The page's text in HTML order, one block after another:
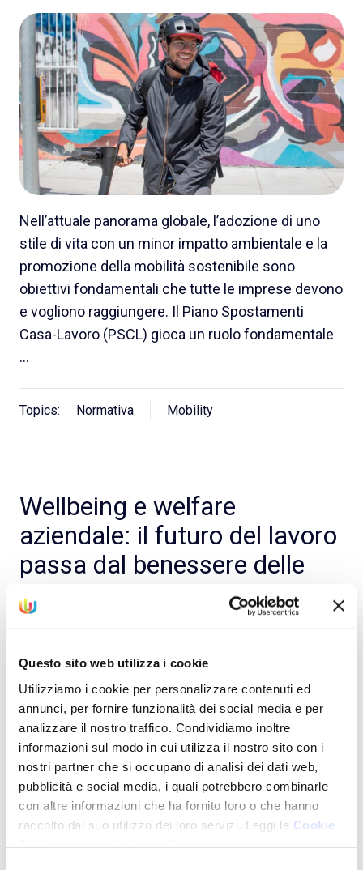
Questo sito web utilizza i cookie
Utilizziamo i cookie per personalizzare contenuti ed
annunci, per fornire funzionalità dei social media e per
analizzare il nostro traffico. Condividiamo inoltre
informazioni sul modo in cui utilizza il nostro sito con i
nostri partner che si occupano di analisi dei dati web,
pubblicità e social media, i quali potrebbero combinarle
con altre informazioni che ha fornito loro o che hanno
raccolto dal suo utilizzo dei loro servizi. Leggi la Cookie
Nell’attuale panorama globale, l’adozione di uno
stile di vita con un minor impatto ambientale e la
promozione della mobilità sostenibile sono
obiettivi fondamentali che tutte le imprese devono
e vogliono raggiungere. Il Piano Spostamenti
Casa-Lavoro (PSCL) gioca un ruolo fondamentale
…
Topics: Normativa Mobility
Wellbeing e welfare
aziendale: il futuro del lavoro
passa dal benessere delle
persone